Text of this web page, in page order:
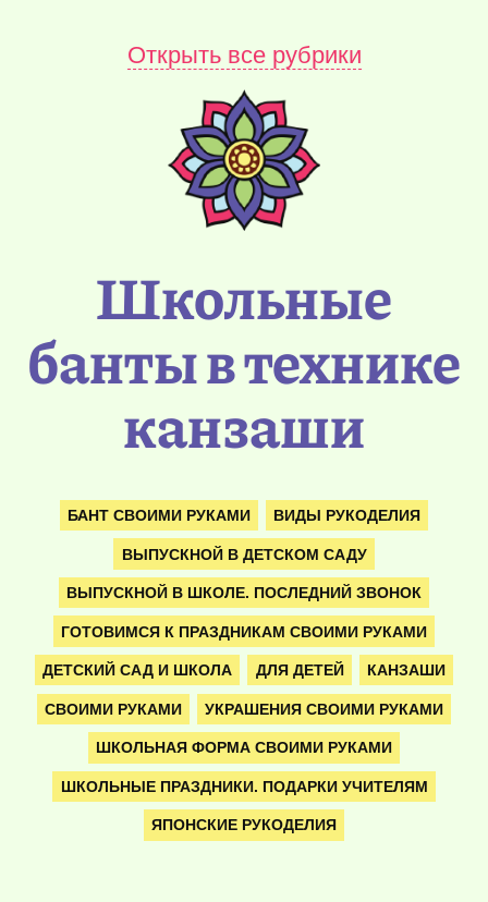
Открыть все рубрики
Школьные
банты в технике
канзаши
БАНТ СВОИМИ РУКАМИ ВИДЫ РУКОДЕЛИЯ
ВЫПУСКНОЙ В ДЕТСКОМ САДУ
ВЫПУСКНОЙ В ШКОЛЕ. ПОСЛЕДНИЙ ЗВОНОК
ГОТОВИМСЯ К ПРАЗДНИКАМ СВОИМИ РУКАМИ
ДЕТСКИЙ САД И ШКОЛА ДЛЯ ДЕТЕЙ КАНЗАШИ
СВОИМИ РУКАМИ УКРАШЕНИЯ СВОИМИ РУКАМИ
ШКОЛЬНАЯ ФОРМА СВОИМИ РУКАМИ
ШКОЛЬНЫЕ ПРАЗДНИКИ. ПОДАРКИ УЧИТЕЛЯМ
ЯПОНСКИЕ РУКОДЕЛИЯ